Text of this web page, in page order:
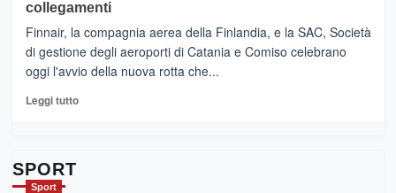
dell’enoturismo
–
Ci
siamo
quasi….
pronti
per
collegamenti
Finnair, la compagnia aerea della Finlandia, e la SAC, Società
di gestione degli aeroporti di Catania e Comiso celebrano
oggi l'avvio della nuova rotta che...
Leggi tuttoLeggi
SPORT
Sport